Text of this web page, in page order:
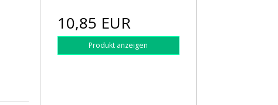
10,85 EUR
Produkt anzeigen